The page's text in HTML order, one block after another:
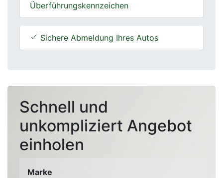
Überführungskennzeichen
Sichere Abmeldung Ihres Autos
Schnell und
unkompliziert Angebot
einholen
Marke